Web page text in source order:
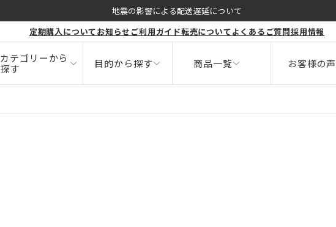
地震の影響による配送遅延について
定期購入についてお知らせ ご利用ガイド転売についてよくあるご質問採用情報
カテゴリーから
探す
健康食品
目的から探す
ニキビ
ボディ
商品一覧
お客様の声